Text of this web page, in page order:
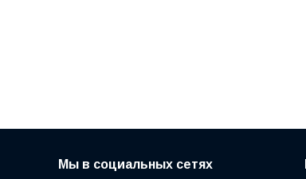
Мы в социальных сетях